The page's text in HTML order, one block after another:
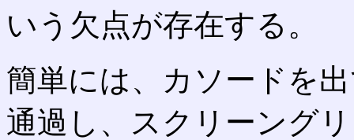
いう欠点が存在する。
簡単には、カソードを
通過し、スクリーング